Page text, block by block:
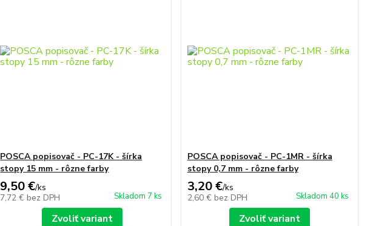
POSCA popisovač - PC-17K - šírka
stopy 15 mm - rôzne farby
9,50 €/ks
7,72 € bez DPH Skladom 7 ks
Zvoliť variant
POSCA popisovač - PC-1MR - šírka
stopy 0,7 mm - rôzne farby
3,20 €/ks
2,60 € bez DPH Skladom 40 ks
Zvoliť variant